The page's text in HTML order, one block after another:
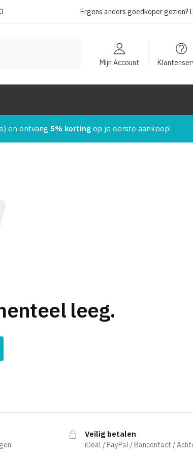
Ergens anders goedkoper gezien?
Mijn Account
en ontvang 5% kortingop je eerste aankoop!
leeg.
Veilig betalen
iDeal / PayPal / Bancontact /